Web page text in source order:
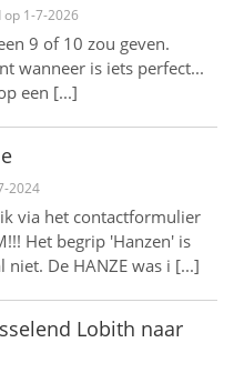
1-7-2026
9 of 10 zou geven.
wanneer is iets perfect...
een [...]
2024
via het contactformulier
Het begrip 'Hanzen' is
De HANZE was i [...]
Lobith naar